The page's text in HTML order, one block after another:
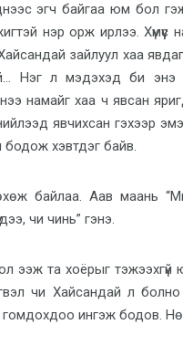
эгч байгаа юм бол
нэр орж ирлээ.
зайлуул хаа явдаг
Нэг л мэдэхэд би энэ
намайг хаа ч явсан
нийлээд явчихсан гэхээр
бодож хэвтдэг байв.
байлаа. Аав маань
чи чинь” гэнэ.
ээж та хоёрыг
чи Хайсандай л
ингэж бодов.